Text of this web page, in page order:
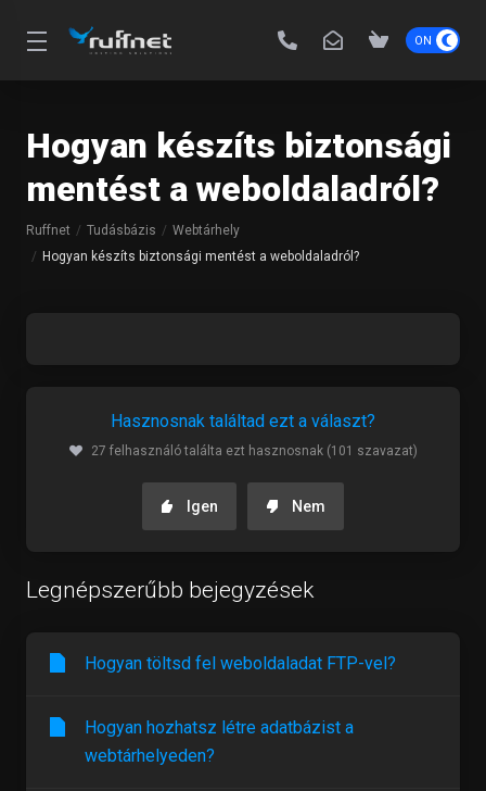
Hogyan készíts biztonsági
mentést a weboldaladról?
Ruffnet Tudásbázis
Webtárhely
Hogyan készíts biztonsági mentést a weboldaladról?
Hasznosnak találtad ezt a választ?
27 felhasználó találta ezt hasznosnak (101 szavazat)
Igen Nem
Legnépszerűbb bejegyzések
Hogyan töltsd fel weboldaladat FTP-vel?
Hogyan hozhatsz létre adatbázist a
webtárhelyeden?